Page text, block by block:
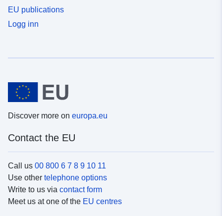
EU publications
Logg inn
Discover more on europa.eu
Contact the EU
Call us 00 800 6 7 8 9 10 11
Use other telephone options
Write to us via contact form
Meet us at one of the EU centres